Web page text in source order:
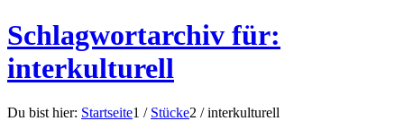
Schlagwortarchiv für:
interkulturell
Du bist hier: Startseite1 / Stücke2 / interkulturell